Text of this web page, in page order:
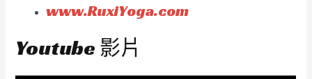
www.RuxiYoga.com
Youtube 影片